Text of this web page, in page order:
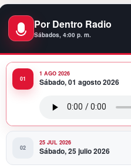
“Amor de
JACÓ abre un
Presidente
Abelardo de la
10:34 PM
transmisión de
Por Dentro Radio
Sábados, 4:00 p. m.
1 AGO 2026
Sábado, 01 agosto 2026
25 JUL 2026
Sábado, 25 julio 2026